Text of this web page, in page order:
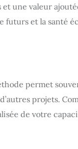
une valeur
futurs et la santé
permet
projets.
de votre